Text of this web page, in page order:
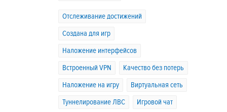
Отслеживание достижений
Создана для игр
Наложение интерфейсов
Встроенный VPN
Качество без потерь
Наложение на игру
Виртуальная сеть
Туннелирование ЛВС
Игровой чат